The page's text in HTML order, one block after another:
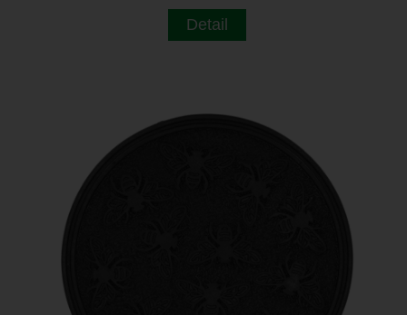
Detail